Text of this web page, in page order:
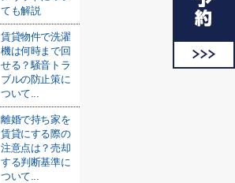
ても解説
賃貸物件で洗濯
機は何時まで回
せる？騒音トラ
ブルの防止策に
ついて...
離婚で持ち家を
賃貸にする際の
注意点は？売却
する判断基準に
ついて...